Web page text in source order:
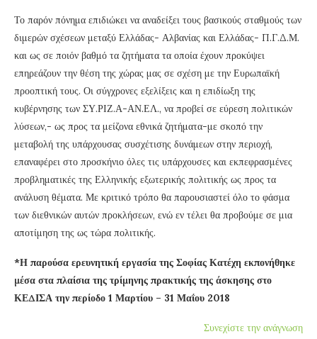
Το παρόν πόνημα επιδιώκει να αναδείξει τους βασικούς σταθμούς των
διμερών σχέσεων μεταξύ Ελλάδας- Αλβανίας και Ελλάδας- Π.Γ.Δ.Μ.
και ως σε ποιόν βαθμό τα ζητήματα τα οποία έχουν προκύψει
επηρεάζουν την θέση της χώρας μας σε σχέση με την Ευρωπαϊκή
προοπτική τους. Οι σύγχρονες εξελίξεις και η επιδίωξη της
κυβέρνησης των ΣΥ.ΡΙΖ.Α-ΑΝ.ΕΛ., να προβεί σε εύρεση πολιτικών
λύσεων,- ως προς τα μείζονα εθνικά ζητήματα-με σκοπό την
μεταβολή της υπάρχουσας συσχέτισης δυνάμεων στην περιοχή,
επαναφέρει στο προσκήνιο όλες τις υπάρχουσες και εκπεφρασμένες
προβληματικές της Ελληνικής εξωτερικής πολιτικής ως προς τα
ανάλυση θέματα. Με κριτικό τρόπο θα παρουσιαστεί όλο το φάσμα
των διεθνικών αυτών προκλήσεων, ενώ εν τέλει θα προβούμε σε μια
αποτίμηση της ως τώρα πολιτικής.
*Η παρούσα ερευνητική εργασία της Σοφίας Κατέχη εκπονήθηκε
μέσα στα πλαίσια της τρίμηνης πρακτικής της άσκησης στο
ΚΕΔΙΣΑ την περίοδο 1 Μαρτίου – 31 Μαΐου 2018
Συνεχίστε την ανάγνωση